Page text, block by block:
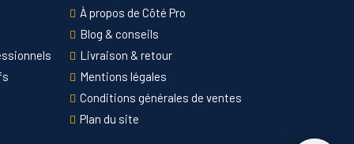
À propos de Côté Pro
Blog & conseils
Livraison & retour
Mentions légales
Conditions générales de ventes
Plan du site